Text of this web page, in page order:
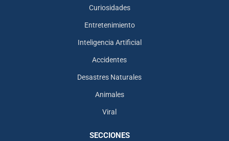
Curiosidades
Entretenimiento
Inteligencia Artificial
Accidentes
Desastres Naturales
Animales
Viral
SECCIONES